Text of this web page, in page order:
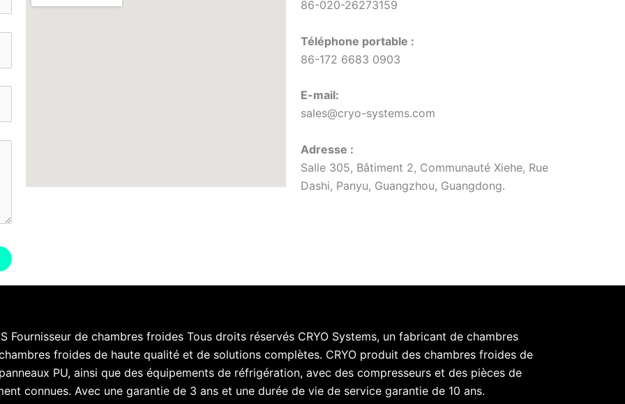
86-020-26273159
Téléphone portable :
86-172 6683 0903
E-mail:
sales@cryo-systems.com
Adresse :
Salle 305, Bâtiment 2, Communauté Xiehe, Rue
Dashi, Panyu, Guangzhou, Guangdong.
Fournisseur de chambres froides Tous droits réservés CRYO Systems, un fabricant de chambres
froides de haute qualité et de solutions complètes. CRYO produit des chambres froides de
PU, ainsi que des équipements de réfrigération, avec des compresseurs et des pièces de
connues. Avec une garantie de 3 ans et une durée de vie de service garantie de 10 ans.